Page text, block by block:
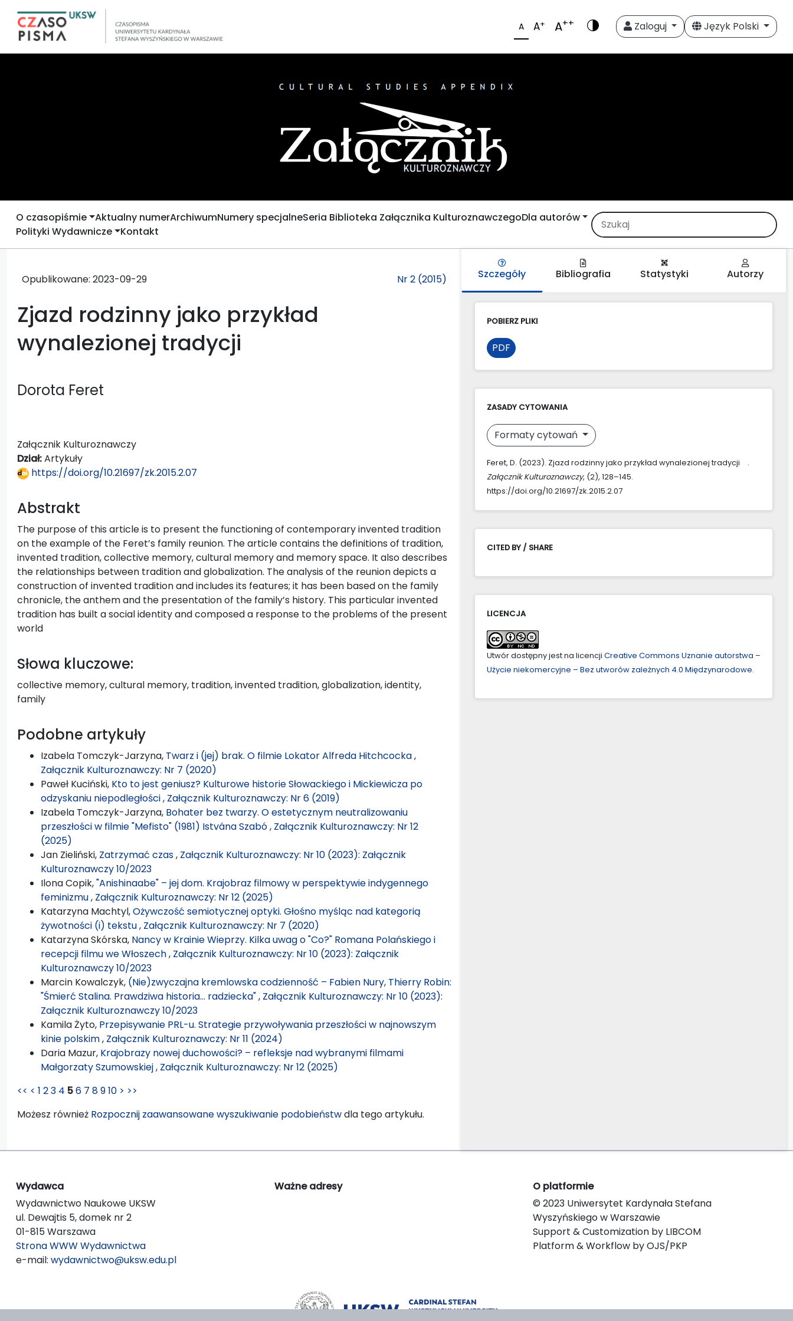
A A+ A++ Zaloguj Język Polski
O czasopiśmie Aktualny numerArchiwumNumery specjalneSeria Biblioteka Załącznika KulturoznawczegoDla autorów
Polityki Wydawnicze Kontakt
Opublikowane: 2023-09-29 Nr 2 (2015)
Zjazd rodzinny jako przykład
wynalezionej tradycji
Dorota Feret
Załącznik Kulturoznawczy
Dział:Artykuły
https://doi.org/10.21697/zk.2015.2.07
Abstrakt
The purpose of this article is to present the functioning of contemporary invented tradition
on the example of the Feret’s family reunion. The article contains the definitions of tradition,
invented tradition, collective memory, cultural memory and memory space. It also describes
the relationships between tradition and globalization. The analysis of the reunion depicts a
construction of invented tradition and includes its features; it has been based on the family
chronicle, the anthem and the presentation of the family’s history. This particular invented
tradition has built a social identity and composed a response to the problems of the present
world
Słowa kluczowe:
collective memory, cultural memory, tradition, invented tradition, globalization, identity,
family
Podobne artykuły
Izabela Tomczyk-Jarzyna, Twarz i (jej) brak. O filmie Lokator Alfreda Hitchcocka,
Załącznik Kulturoznawczy: Nr 7 (2020)
Paweł Kuciński, Kto to jest geniusz? Kulturowe historie Słowackiego i Mickiewicza po
odzyskaniu niepodległości, Załącznik Kulturoznawczy: Nr 6 (2019)
Izabela Tomczyk-Jarzyna, Bohater bez twarzy. O estetycznym neutralizowaniu
przeszłości w filmie "Mefisto" (1981) Istvána Szabó, Załącznik Kulturoznawczy: Nr 12
(2025)
Jan Zieliński, Zatrzymać czas, Załącznik Kulturoznawczy: Nr 10 (2023): Załącznik
Kulturoznawczy 10/2023
Ilona Copik,"Anishinaabe" – jej dom. Krajobraz filmowy w perspektywie indygennego
feminizmu, Załącznik Kulturoznawczy: Nr 12 (2025)
Katarzyna Machtyl,Ożywczość semiotycznej optyki. Głośno myśląc nad kategorią
żywotności (i) tekstu, Załącznik Kulturoznawczy: Nr 7 (2020)
Katarzyna Skórska, Nancy w Krainie Wieprzy. Kilka uwag o "Co?" Romana Polańskiego i
recepcji filmu we Włoszech, Załącznik Kulturoznawczy: Nr 10 (2023): Załącznik
Kulturoznawczy 10/2023
Marcin Kowalczyk, (Nie)zwyczajna kremlowska codzienność – Fabien Nury, Thierry Robin:
"Śmierć Stalina. Prawdziwa historia… radziecka", Załącznik Kulturoznawczy: Nr 10 (2023):
Załącznik Kulturoznawczy 10/2023
Kamila Żyto, Przepisywanie PRL-u. Strategie przywoływania przeszłości w najnowszym
kinie polskim, Załącznik Kulturoznawczy: Nr 11 (2024)
Daria Mazur, Krajobrazy nowej duchowości? – refleksje nad wybranymi filmami
Małgorzaty Szumowskiej, Załącznik Kulturoznawczy: Nr 12 (2025)
<< < 1 23 4 56 7 8910 > >>
Możesz również Rozpocznij zaawansowane wyszukiwanie podobieństwdla tego artykułu.
Szczegóły Bibliografia Statystyki Autorzy
POBIERZ PLIKI
PDF
ZASADY CYTOWANIA
Formaty cytowań
Feret, D. (2023). Zjazd rodzinny jako przykład wynalezionej tradycji .
Załącznik Kulturoznawczy, (2), 128–145.
https://doi.org/10.21697/zk.2015.2.07
CITED BY / SHARE
LICENCJA
Utwór dostępny jest na licencji Creative Commons Uznanie autorstwa –
Użycie niekomercyjne – Bez utworów zależnych 4.0 Międzynarodowe.
Wydawca
Wydawnictwo Naukowe UKSW
ul. Dewajtis 5, domek nr 2
01-815 Warszawa
Strona WWW Wydawnictwa
e-mail: wydawnictwo@uksw.edu.pl
Ważne adresy
O platformie
© 2023 Uniwersytet Kardynała Stefana
Wyszyńskiego w Warszawie
Support & Customization by LIBCOM
Platform & Workflow by OJS/PKP